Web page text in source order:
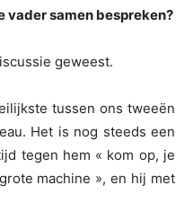
vader samen bespreken?
geweest.
tussen ons tweeën
Het is nog steeds een
tegen hem « kom op, je
machine », en hij met